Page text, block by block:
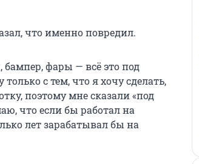
что именно повредил.
бампер, фары — всё это под
с тем, что я хочу сделать,
поэтому мне сказали «под
что если бы работал на
лет зарабатывал бы на